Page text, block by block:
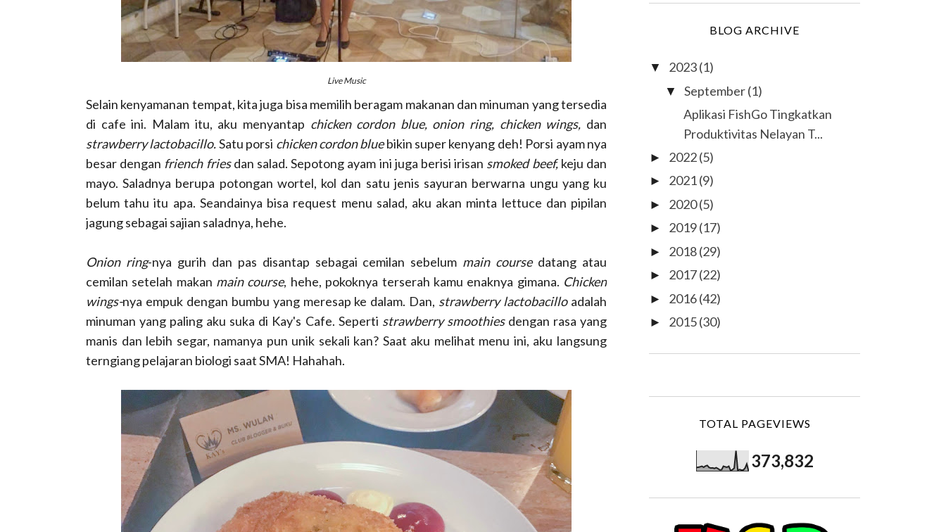
Live Music
Selain kenyamanan tempat, kita juga bisa memilih beragam makanan dan minuman yang tersedia
di cafe ini. Malam itu, aku menyantap chicken cordon blue, onion ring, chicken wings, dan
strawberry lactobacillo.Satu porsi chicken cordon bluebikin super kenyang deh! Porsi ayam nya
besar dengan friench friesdan salad. Sepotong ayam ini juga berisi irisan smoked beef,keju dan
mayo. Saladnya berupa potongan wortel, kol dan satu jenis sayuran berwarna ungu yang ku
belum tahu itu apa. Seandainya bisa request menu salad, aku akan minta lettuce dan pipilan
jagung sebagai sajian saladnya, hehe.
Onion ring-nya gurih dan pas disantap sebagai cemilan sebelum main coursedatang atau
cemilan setelah makan main course, hehe, pokoknya terserah kamu enaknya gimana. Chicken
wings-nya empuk dengan bumbu yang meresap ke dalam. Dan, strawberry lactobacilloadalah
minuman yang paling aku suka di Kay's Cafe. Seperti strawberry smoothies dengan rasa yang
manis dan lebih segar, namanya pun unik sekali kan? Saat aku melihat menu ini, aku langsung
terngiang pelajaran biologi saat SMA! Hahahah.
BLOG ARCHIVE
▼ 2023(1)
▼ September (1)
Aplikasi FishGo Tingkatkan
Produktivitas Nelayan T...
► 2022(5)
► 2021(9)
► 2020(5)
► 2019(17)
► 2018(29)
► 2017(22)
► 2016(42)
► 2015(30)
TOTAL PAGEVIEWS
373,832